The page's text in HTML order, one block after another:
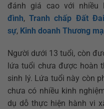
đánh giá cao với nhiều
đình,Tranh chấp Đất Đai
sự, Kinh doanh Thương
Người dưới 13 tuổi, còn
lứa tuổi chưa được hoàn
sinh lý. Lứa tuổi này còn
chưa có nhiều kinh
dụ dỗ thực hiện hành vi